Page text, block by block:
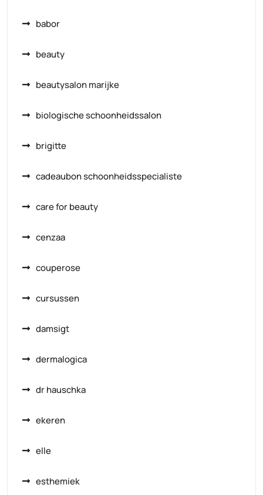
babor
beauty
beautysalon marijke
biologische schoonheidssalon
brigitte
cadeaubon schoonheidsspecialiste
care for beauty
cenzaa
couperose
cursussen
damsigt
dermalogica
dr hauschka
ekeren
elle
esthemiek